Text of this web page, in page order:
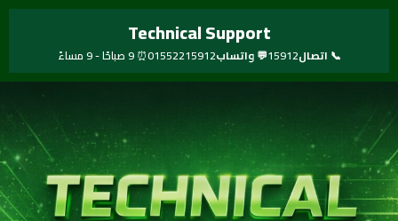
تخطي
Technical Support
📞 اتصال15912💬 واتساب01552215912⏰ 9 صباحًا - 9 مساءً